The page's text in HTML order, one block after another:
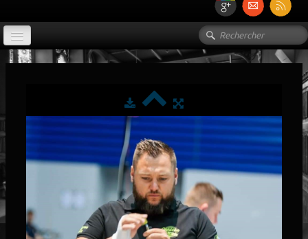
ACCUEIL
L'HISTOIRE DU BILLARD
▼